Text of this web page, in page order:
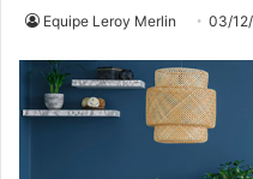
Equipe Leroy Merlin 03/